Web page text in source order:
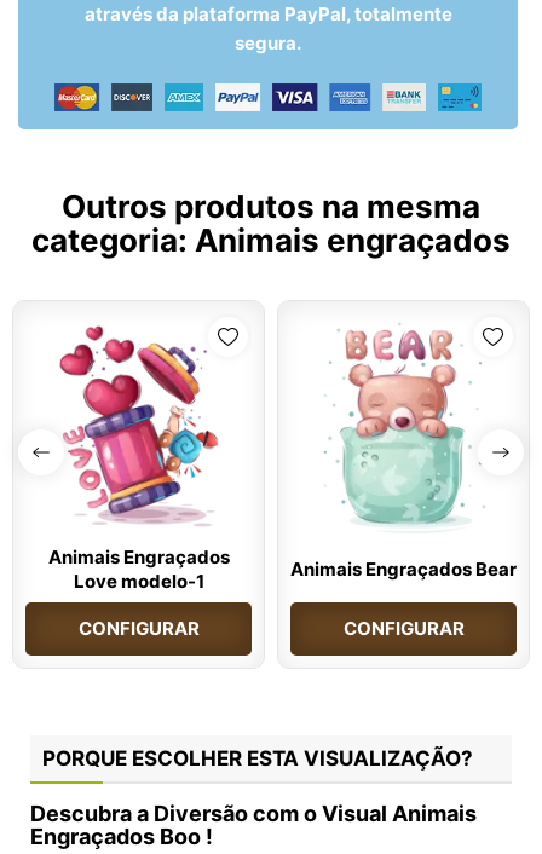
através da plataforma PayPal, totalmente
segura.
Outros produtos na mesma
categoria: Animais engraçados
Animais Engraçados
Love modelo-1
CONFIGURAR
Animais Engraçados Bear
CONFIGURAR
PORQUE ESCOLHER ESTA VISUALIZAÇÃO?
Descubra a Diversão com o Visual Animais
Engraçados Boo !